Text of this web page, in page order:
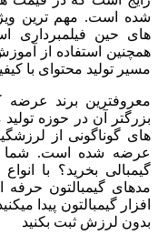
شده است. مهم ترین
های حین فیلمبرداری
همچنین استفاده از
مسیر تولید محتوای با
معروفترین برند عرضه
های گوناگونی از
عرضه شده است. شما با
گیمبالی بخرید؟ با
مدهای گیمبالتون
افزار گیمبالتون پیدا
بدون لرزش ثبت بکنید